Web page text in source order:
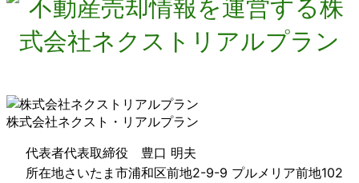
株式会社ネクスト・リアルプラン
代表者代表取締役 豊口 明夫
所在地さいたま市浦和区前地2-9-9 プルメリア前地102